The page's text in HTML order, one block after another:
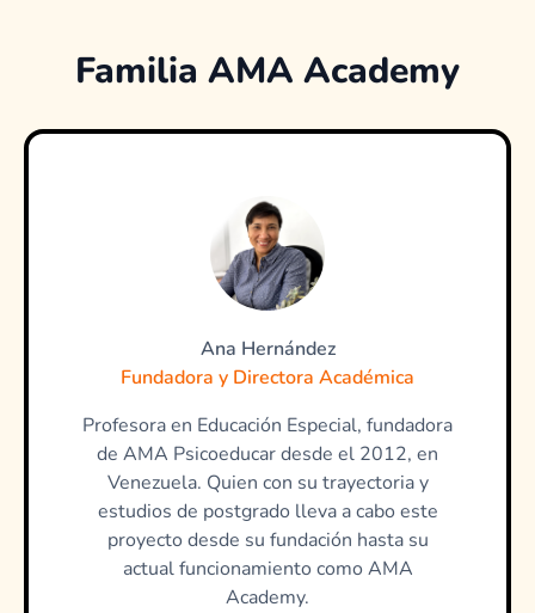
Familia AMA Academy
Ana Hernández
Fundadora y Directora Académica
Profesora en Educación Especial, fundadora
de AMA Psicoeducar desde el 2012, en
Venezuela. Quien con su trayectoria y
estudios de postgrado lleva a cabo este
proyecto desde su fundación hasta su
actual funcionamiento como AMA
Academy.